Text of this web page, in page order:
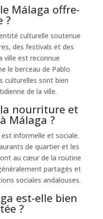
Málaga offre-
?
culturelle soutenue
des festivals et des
ville est reconnue
le berceau de Pablo
culturelles sont bien
de la ville.
nourriture et
Málaga ?
informelle et sociale.
de quartier et les
au cœur de la routine
partagés et
sociales andalouses.
est-elle bien
?